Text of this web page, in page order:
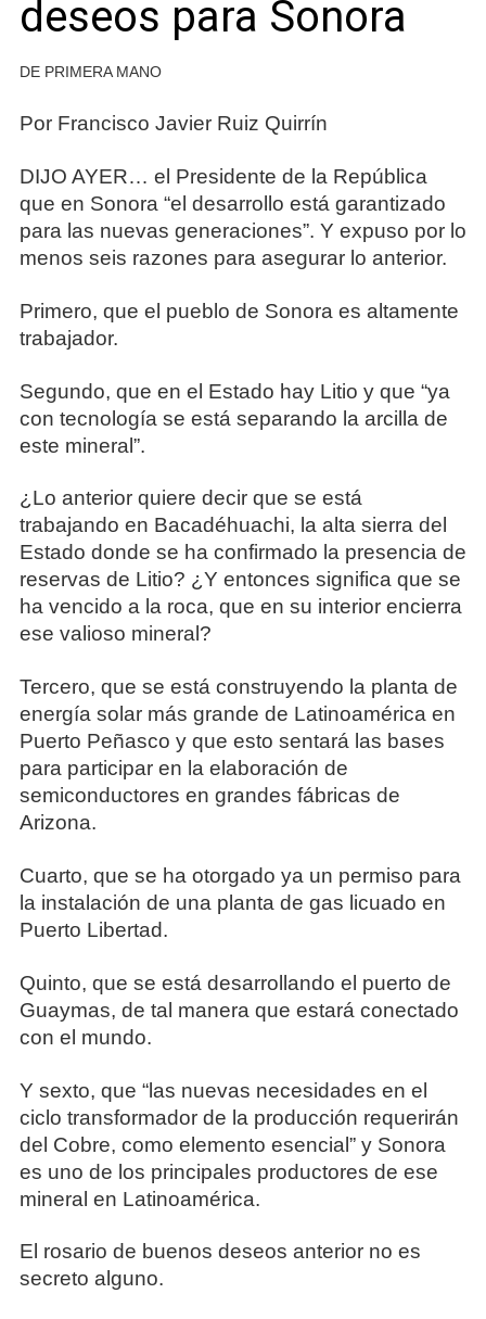
deseos para Sonora
DE PRIMERA MANO
Por Francisco Javier Ruiz Quirrín
DIJO AYER… el Presidente de la República
que en Sonora “el desarrollo está garantizado
para las nuevas generaciones”. Y expuso por lo
menos seis razones para asegurar lo anterior.
Primero, que el pueblo de Sonora es altamente
trabajador.
Segundo, que en el Estado hay Litio y que “ya
con tecnología se está separando la arcilla de
este mineral”.
¿Lo anterior quiere decir que se está
trabajando en Bacadéhuachi, la alta sierra del
Estado donde se ha confirmado la presencia de
reservas de Litio? ¿Y entonces significa que se
ha vencido a la roca, que en su interior encierra
ese valioso mineral?
Tercero, que se está construyendo la planta de
energía solar más grande de Latinoamérica en
Puerto Peñasco y que esto sentará las bases
para participar en la elaboración de
semiconductores en grandes fábricas de
Arizona.
Cuarto, que se ha otorgado ya un permiso para
la instalación de una planta de gas licuado en
Puerto Libertad.
Quinto, que se está desarrollando el puerto de
Guaymas, de tal manera que estará conectado
con el mundo.
Y sexto, que “las nuevas necesidades en el
ciclo transformador de la producción requerirán
del Cobre, como elemento esencial” y Sonora
es uno de los principales productores de ese
mineral en Latinoamérica.
El rosario de buenos deseos anterior no es
secreto alguno.